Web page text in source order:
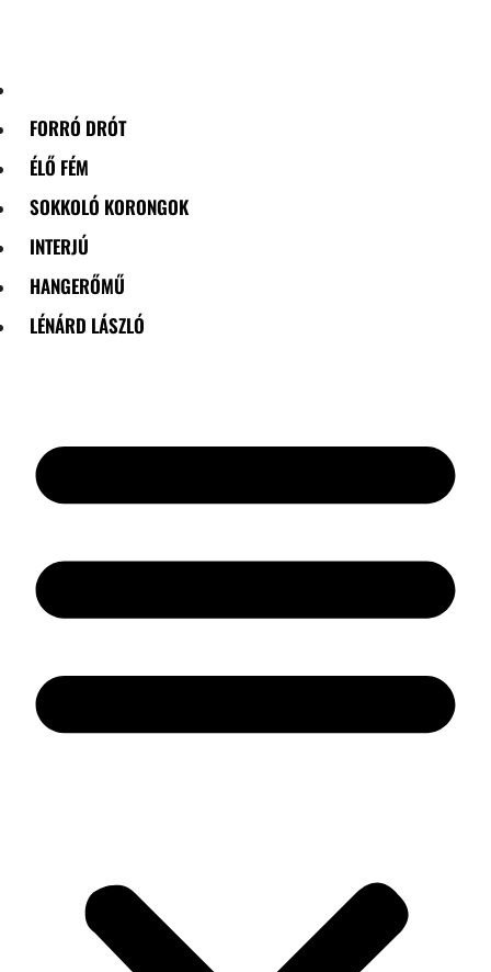
FORRÓ DRÓT
ÉLŐ FÉM
SOKKOLÓ KORONGOK
INTERJÚ
HANGERŐMŰ
LÉNÁRD LÁSZLÓ